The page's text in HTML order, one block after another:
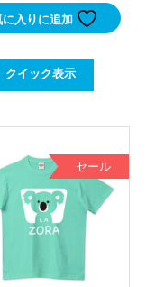
に入りに追加
クイック表示
セール